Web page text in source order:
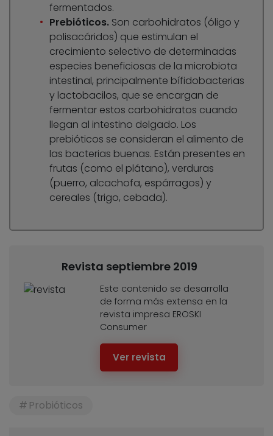
fermentados.
Prebióticos. Son carbohidratos (óligo y
polisacáridos) que estimulan el
crecimiento selectivo de determinadas
especies beneficiosas de la microbiota
intestinal, principalmente bífidobacterias
y lactobacilos, que se encargan de
fermentar estos carbohidratos cuando
llegan al intestino delgado. Los
prebióticos se consideran el alimento de
las bacterias buenas. Están presentes en
frutas (como el plátano), verduras
(puerro, alcachofa, espárragos) y
cereales (trigo, cebada).
Revista septiembre 2019
Este contenido se desarrolla
de forma más extensa en la
revista impresa EROSKI
Consumer
Ver revista
Probióticos